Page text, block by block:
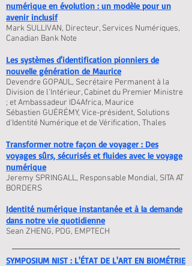
numérique en évolution : un modèle pour un
avenir inclusif
Mark SULLIVAN, Directeur, Services Numériques,
Canadian Bank Note
Les systèmes d'identification pionniers de
nouvelle génération de Maurice
Devendre GOPAUL, Secrétaire Permanent à la
Division de l'Intérieur, Cabinet du Premier Ministre
; et Ambassadeur ID4Africa, Maurice
Sébastien GUÉRÉMY, Vice-président, Solutions
d'Identité Numérique et de Vérification, Thales
Transformer notre façon de voyager : Des
voyages sûrs, sécurisés et fluides avec le voyage
numérique
Jeremy SPRINGALL, Responsable Mondial, SITA AT
BORDERS
Identité numérique instantanée et à la demande
dans notre vie quotidienne
Sean ZHENG, PDG, EMPTECH
SYMPOSIUM NIST : L'ÉTAT DE L'ART EN BIOMÉTRIE